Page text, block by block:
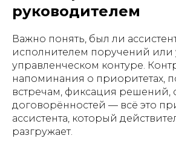
руководителем
Важно понять, был ли
исполнителем поручений или
управленческом контуре.
напоминания о приоритетах,
встречам, фиксация
договорённостей — всё это
ассистента, который
разгружает.